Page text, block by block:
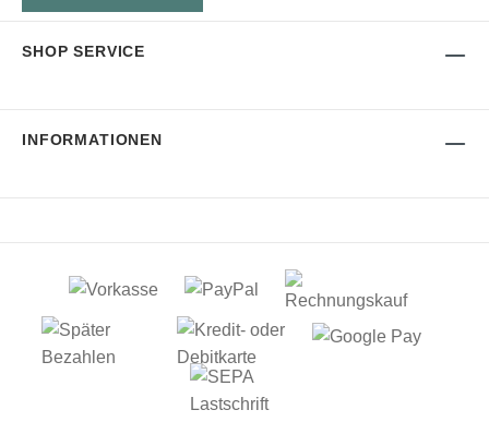
SHOP SERVICE
INFORMATIONEN